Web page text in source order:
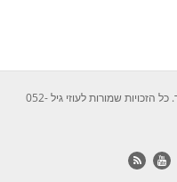
© 2026 עוזי גיל, נדלן, מכירה, תיווך, עמק חפר. כל הזכויות שמורות לעוזי גיל 052-